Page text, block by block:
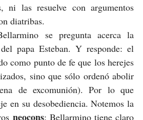
ni las resuelve con argumentos
diatribas.
se pregunta acerca la
papa Esteban. Y responde: el
como punto de fe que los herejes
sino que sólo ordenó abolir
de excomunión). Por lo que
en su desobediencia. Notemos la
neocons: Bellarmino tiene claro